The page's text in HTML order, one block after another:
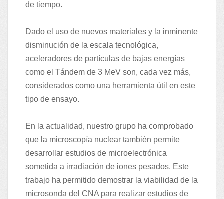
de tiempo.
Dado el uso de nuevos materiales y la inminente
disminución de la escala tecnológica,
aceleradores de partículas de bajas energías
como el Tándem de 3 MeV son, cada vez más,
considerados como una herramienta útil en este
tipo de ensayo.
En la actualidad, nuestro grupo ha comprobado
que la microscopía nuclear también permite
desarrollar estudios de microelectrónica
sometida a irradiación de iones pesados. Este
trabajo ha permitido demostrar la viabilidad de la
microsonda del CNA para realizar estudios de